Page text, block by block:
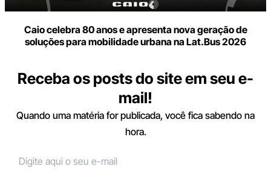
Caio celebra 80 anos e apresenta nova geração de
soluções para mobilidade urbana na Lat.Bus 2026
Receba os posts do site em seu e-
mail!
Quando uma matéria for publicada, você fica sabendo na
hora.